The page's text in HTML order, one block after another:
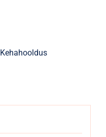
Kehahooldus